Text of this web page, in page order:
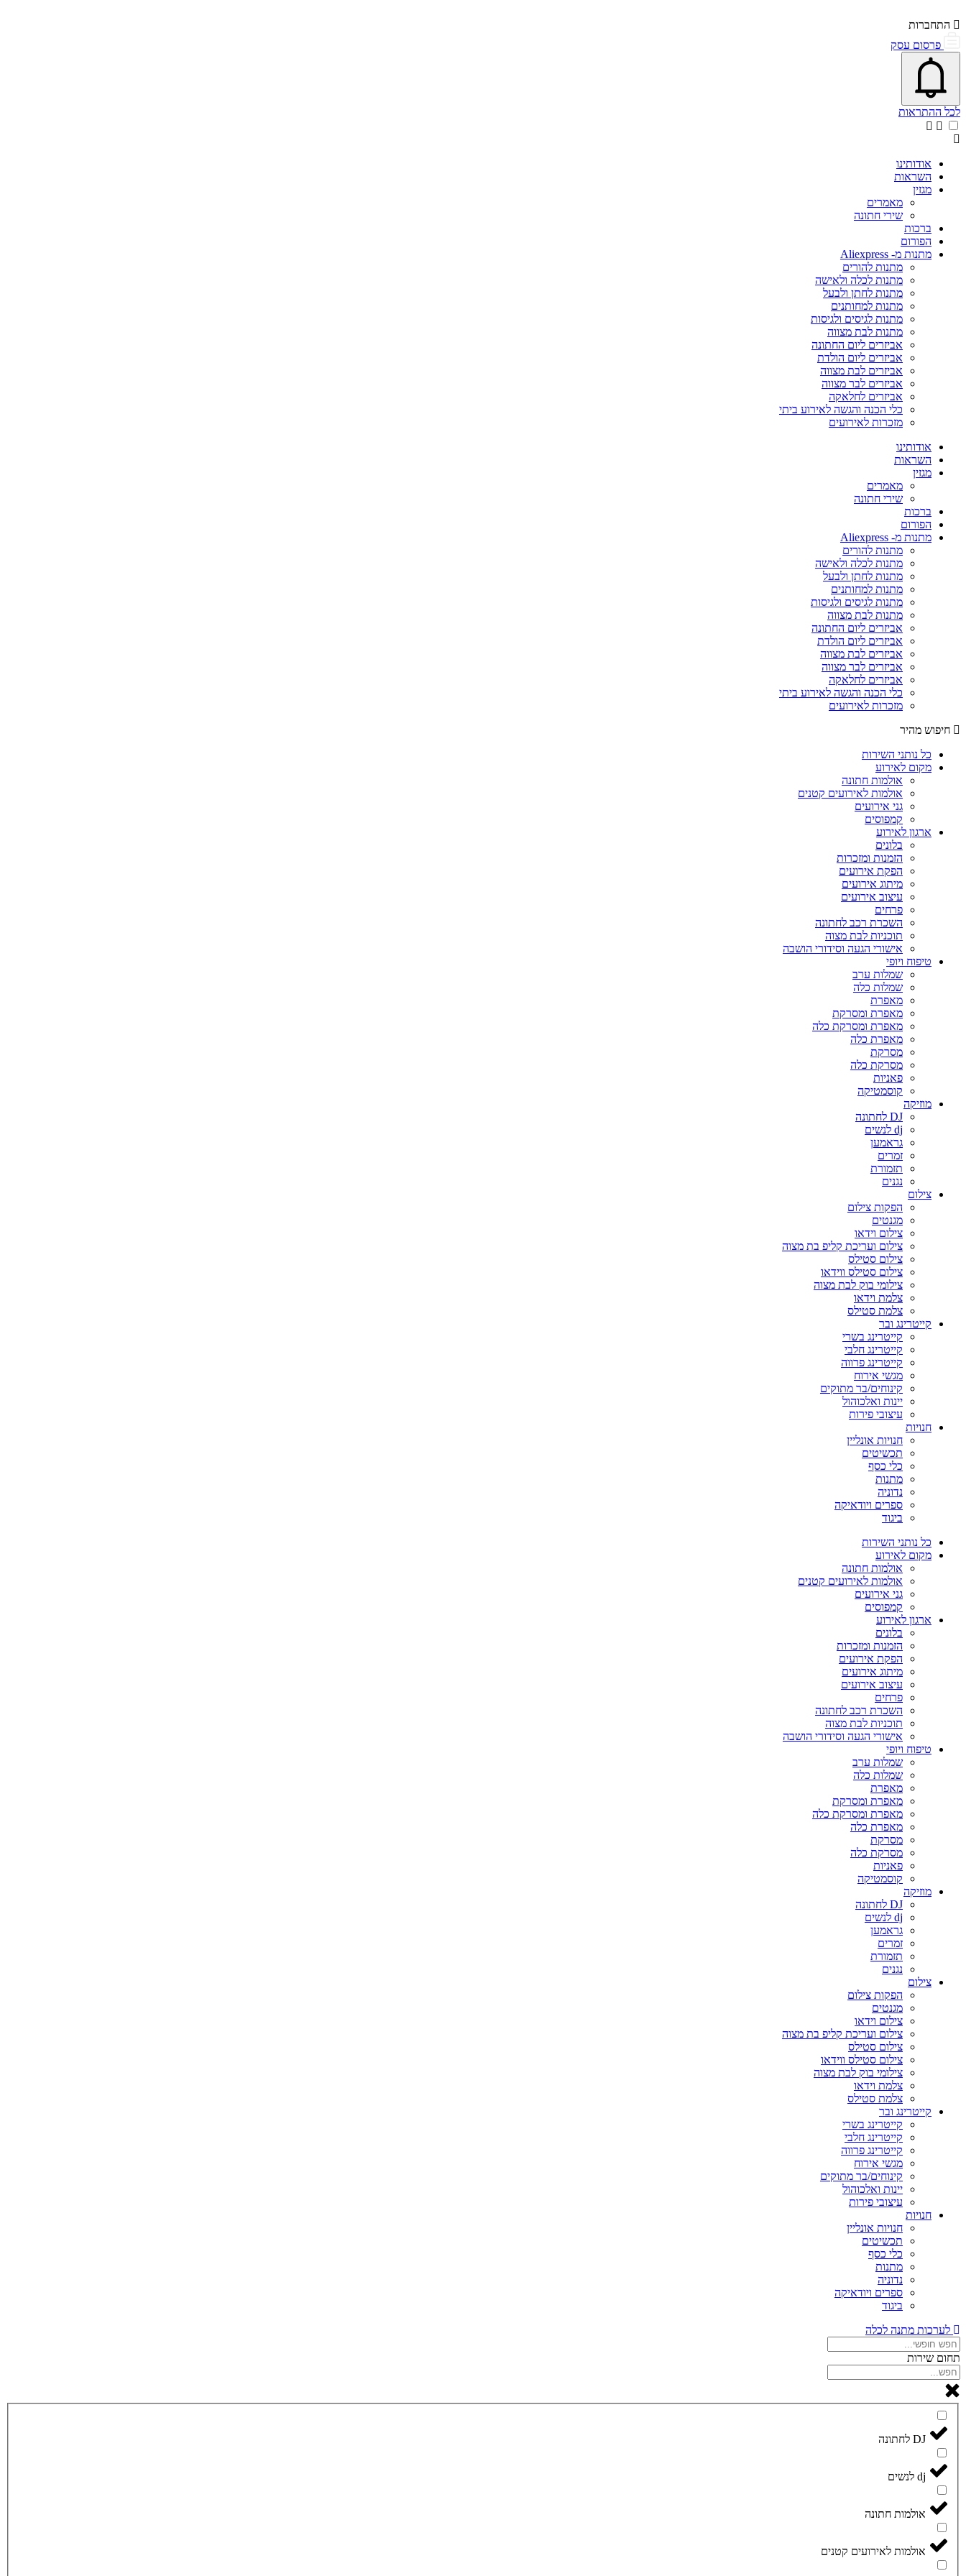
התחברות
פרסום עסק
פתיחת\סגירת מרכז התראות
אייקון פעמון
לכל ההתראות
אודותינו
השראות
מגזין
מאמרים
שירי חתונה
ברכות
הפורום
מתנות מ- Aliexpress
מתנות להורים
מתנות לכלה ולאישה
מתנות לחתן ולבעל
מתנות למחותנים
מתנות לגיסים ולגיסות
מתנות לבת מצווה
אביזרים ליום החתונה
אביזרים ליום הולדת
אביזרים לבת מצווה
אביזרים לבר מצווה
אביזרים לחלאקה
כלי הכנה והגשה לאירוע ביתי
מזכרות לאירועים
אודותינו
השראות
מגזין
מאמרים
שירי חתונה
ברכות
הפורום
מתנות מ- Aliexpress
מתנות להורים
מתנות לכלה ולאישה
מתנות לחתן ולבעל
מתנות למחותנים
מתנות לגיסים ולגיסות
מתנות לבת מצווה
אביזרים ליום החתונה
אביזרים ליום הולדת
אביזרים לבת מצווה
אביזרים לבר מצווה
אביזרים לחלאקה
כלי הכנה והגשה לאירוע ביתי
מזכרות לאירועים
חיפוש מהיר
כל נותני השירות
מקום לאירוע
אולמות חתונה
אולמות לאירועים קטנים
גני אירועים
קמפוסים
ארגון לאירוע
בלונים
הזמנות ומזכרות
הפקת אירועים
מיתוג אירועים
עיצוב אירועים
פרחים
השכרת רכב לחתונה
תוכניות לבת מצוה
אישורי הגעה וסידורי הושבה
טיפוח ויופי
שמלות ערב
שמלות כלה
מאפרת
מאפרת ומסרקת
מאפרת ומסרקת כלה
מאפרת כלה
מסרקת
מסרקת כלה
פאניות
קוסמטיקה
מוזיקה
DJ לחתונה
dj לנשים
גראמען
זמרים
תזמורת
נגנים
צילום
הפקות צילום
מגנטים
צילום וידאו
צילום ועריכת קליפ בת מצוה
צילום סטילס
צילום סטילס ווידאו
צילומי בוק לבת מצוה
צלמת וידאו
צלמת סטילס
קייטרינג ובר
קייטרינג בשרי
קייטרינג חלבי
קייטרינג פרווה
מגשי אירוח
קינוחים/בר מתוקים
יינות ואלכוהול
עיצובי פירות
חנויות
חנויות אונליין
תכשיטים
כלי כסף
מתנות
נדוניה
ספרים ויודאיקה
ביגוד
כל נותני השירות
מקום לאירוע
אולמות חתונה
אולמות לאירועים קטנים
גני אירועים
קמפוסים
ארגון לאירוע
בלונים
הזמנות ומזכרות
הפקת אירועים
מיתוג אירועים
עיצוב אירועים
פרחים
השכרת רכב לחתונה
תוכניות לבת מצוה
אישורי הגעה וסידורי הושבה
טיפוח ויופי
שמלות ערב
שמלות כלה
מאפרת
מאפרת ומסרקת
מאפרת ומסרקת כלה
מאפרת כלה
מסרקת
מסרקת כלה
פאניות
קוסמטיקה
מוזיקה
DJ לחתונה
dj לנשים
גראמען
זמרים
תזמורת
נגנים
צילום
הפקות צילום
מגנטים
צילום וידאו
צילום ועריכת קליפ בת מצוה
צילום סטילס
צילום סטילס ווידאו
צילומי בוק לבת מצוה
צלמת וידאו
צלמת סטילס
קייטרינג ובר
קייטרינג בשרי
קייטרינג חלבי
קייטרינג פרווה
מגשי אירוח
קינוחים/בר מתוקים
יינות ואלכוהול
עיצובי פירות
חנויות
חנויות אונליין
תכשיטים
כלי כסף
מתנות
נדוניה
ספרים ויודאיקה
ביגוד
לערכות מתנה לכלה
תחום שירות
DJ לחתונה
dj לנשים
אולמות חתונה
אולמות לאירועים קטנים